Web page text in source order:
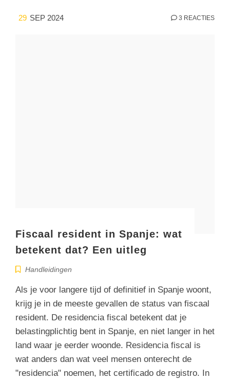
29 SEP 2024 3 REACTIES
Fiscaal resident in Spanje: wat
betekent dat? Een uitleg
Handleidingen
Als je voor langere tijd of definitief in Spanje woont,
krijg je in de meeste gevallen de status van fiscaal
resident. De residencia fiscal betekent dat je
belastingplichtig bent in Spanje, en niet langer in het
land waar je eerder woonde. Residencia fiscal is
wat anders dan wat veel mensen onterecht de
"residencia" noemen, het certificado de registro. In